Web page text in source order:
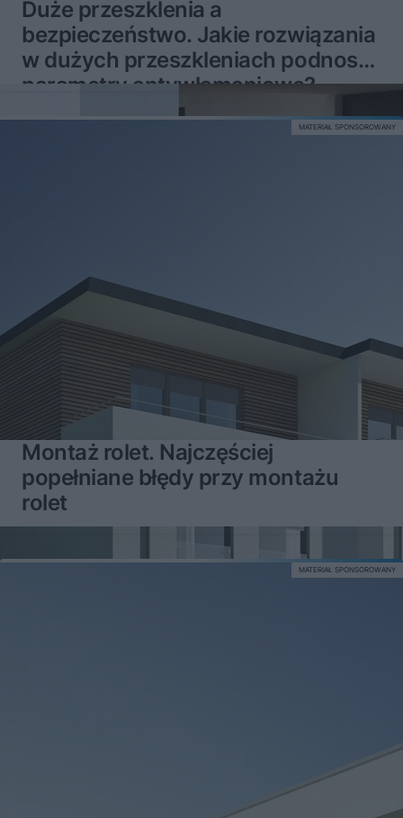
Duże przeszklenia a
bezpieczeństwo. Jakie rozwiązania
w dużych przeszkleniach podnoszą
parametry antywłamaniowe?
Montaż rolet. Najczęściej
popełniane błędy przy montażu
rolet
MATERIAŁ SPONSOROWANY
MATERIAŁ SPONSOROWANY